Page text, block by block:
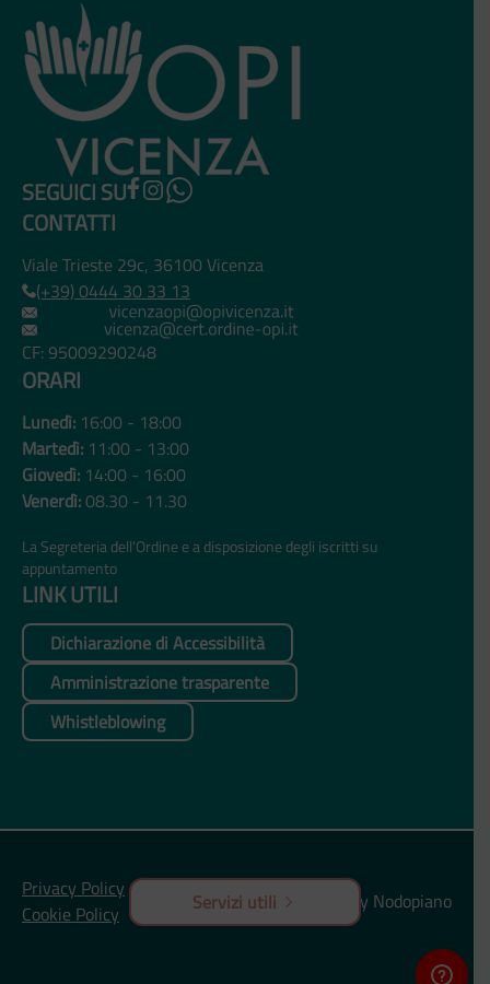
Servizi utili
SEGUICI SU
CONTATTI
Viale Trieste 29c, 36100 Vicenza
(+39) 0444 30 33 13
CF: 95009290248
ORARI
Lunedì: 16:00 - 18:00
Martedì: 11:00 - 13:00
Giovedì: 14:00 - 16:00
Venerdì:08.30 - 11.30
La Segreteria dell'Ordine e a disposizione degli iscritti su
appuntamento
LINK UTILI
Dichiarazione di Accessibilità
Amministrazione trasparente
Whistleblowing
Privacy Policy
Cookie Policy
Made by Nodopiano